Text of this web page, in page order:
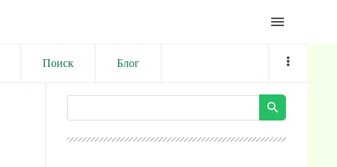
menu
Поиск Блог